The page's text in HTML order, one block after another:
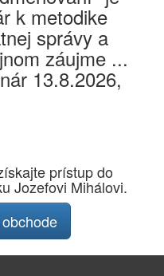
k metodike
správy a
záujme ...
13.8.2026,
prístup do
Jozefovi Mihálovi.